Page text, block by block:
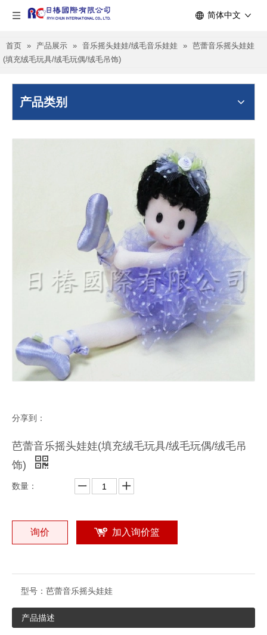
简体中文
首页 » 产品展示 » 音乐摇头娃娃/绒毛音乐娃娃 » 芭蕾音乐摇头娃娃
(填充绒毛玩具/绒毛玩偶/绒毛吊饰)
产品类别
分享到：
芭蕾音乐摇头娃娃(填充绒毛玩具/绒毛玩偶/绒毛吊
饰)
数量：
询价 加入询价篮
型号： 芭蕾音乐摇头娃娃
产品描述